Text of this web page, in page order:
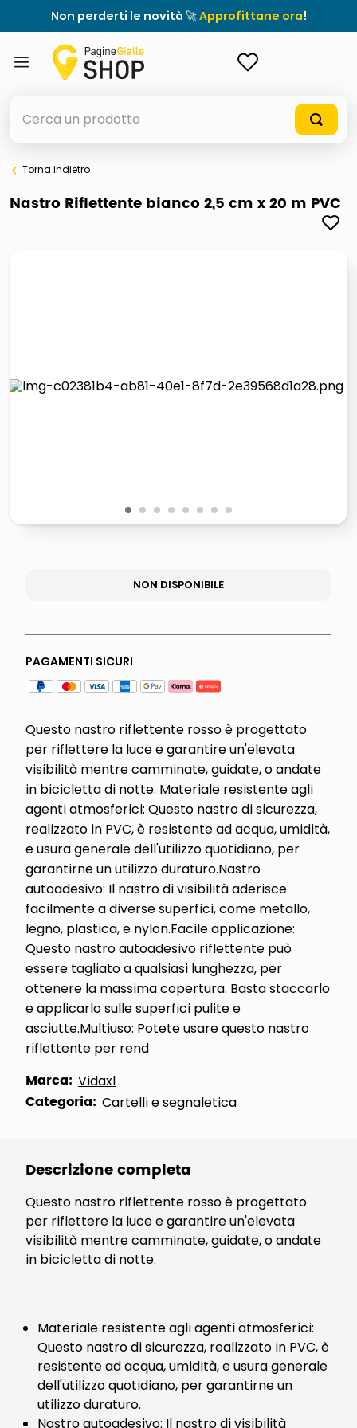
Non perderti le novità 🚀Approfittane ora!
elenchi telefonici
airpods
Torna indietro
Nastro Riflettente bianco 2,5 cm x 20 m PVC
1 2 3 4 5 6 7 8
NON DISPONIBILE
PAGAMENTI SICURI
Questo nastro riflettente rosso è progettato
per riflettere la luce e garantire un'elevata
visibilità mentre camminate, guidate, o andate
in bicicletta di notte. Materiale resistente agli
agenti atmosferici: Questo nastro di sicurezza,
realizzato in PVC, è resistente ad acqua, umidità,
e usura generale dell'utilizzo quotidiano, per
garantirne un utilizzo duraturo.Nastro
autoadesivo: Il nastro di visibilità aderisce
facilmente a diverse superfici, come metallo,
legno, plastica, e nylon.Facile applicazione:
Questo nastro autoadesivo riflettente può
essere tagliato a qualsiasi lunghezza, per
ottenere la massima copertura. Basta staccarlo
e applicarlo sulle superfici pulite e
asciutte.Multiuso: Potete usare questo nastro
riflettente per rend
Marca: Vidaxl
Categoria: Cartelli e segnaletica
Descrizione completa
Questo nastro riflettente rosso è progettato
per riflettere la luce e garantire un'elevata
visibilità mentre camminate, guidate, o andate
in bicicletta di notte.
Materiale resistente agli agenti atmosferici:
Questo nastro di sicurezza, realizzato in PVC, è
resistente ad acqua, umidità, e usura generale
dell'utilizzo quotidiano, per garantirne un
utilizzo duraturo.
Nastro autoadesivo: Il nastro di visibilità